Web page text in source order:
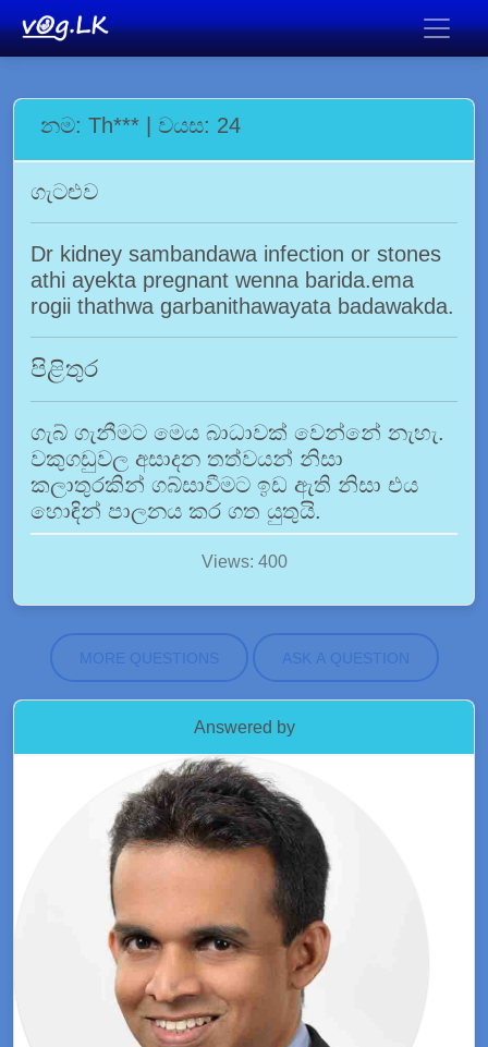
නම: Th*** | වයස: 24
ගැටළුව
Dr kidney sambandawa infection or stones
athi ayekta pregnant wenna barida.ema
rogii thathwa garbanithawayata badawakda.
පිළිතුර
ගැබ් ගැනීමට මෙය බාධාවක් වෙන්නේ නැහැ.
වකුගඩුවල අසාදන තත්වයන් නිසා
කලාතුරකින් ගබ්සාවීමට ඉඩ ඇති නිසා එය
හොඳින් පාලනය කර ගත යුතුයි.
Views: 400
MORE QUESTIONS ASK A QUESTION
Answered by